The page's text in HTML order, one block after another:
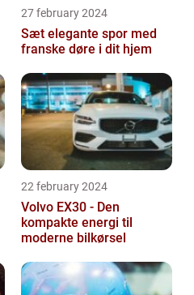
27 february 2024
Sæt elegante spor med
franske døre i dit hjem
22 february 2024
Volvo EX30 - Den
kompakte energi til
moderne bilkørsel